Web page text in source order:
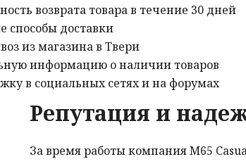
возврата товара в течение 30 дней
способы доставки
из магазина в Твери
информацию о наличии товаров
в социальных сетях и на форумах
Репутация и
За время работы компания М65